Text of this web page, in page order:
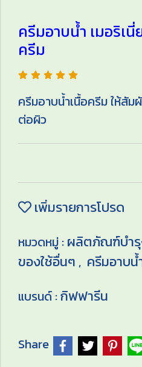
ครีมอาบน้ำ เมอริเ
ครีม
ครีมอาบน้ำเนื้อครีม ให้สัม
ต่อผิว
เพิ่มรายการโปรด
หมวดหมู่ : ผลิตภัณฑ์บำ
ของใช้อื่นๆ , ครีมอาบน้
แบรนด์ :กิฟฟารีน
Share